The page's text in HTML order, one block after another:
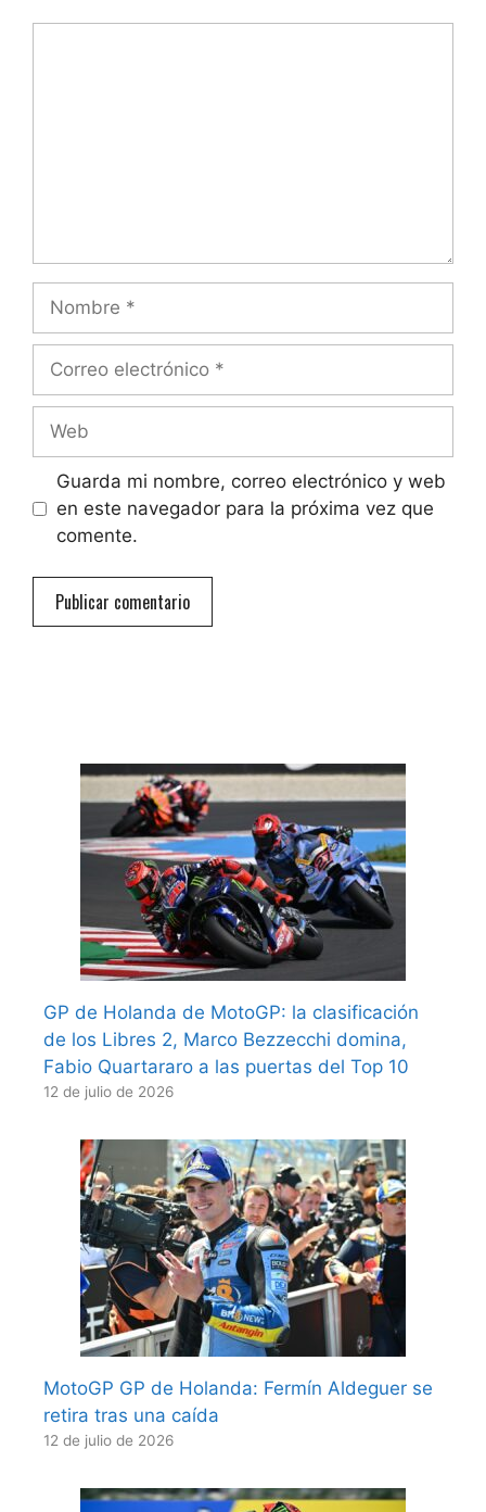
electrónico
Guarda mi nombre, correo electrónico y web
en este navegador para la próxima vez que
comente.
GP de Holanda de MotoGP: la clasificación
de los Libres 2, Marco Bezzecchi domina,
Fabio Quartararo a las puertas del Top 10
12 de julio de 2026
MotoGP GP de Holanda: Fermín Aldeguer se
retira tras una caída
12 de julio de 2026